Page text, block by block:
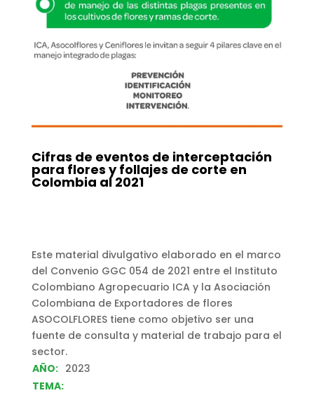
Cifras de eventos de interceptación
para flores y follajes de corte en
Colombia al 2021
Este material divulgativo elaborado en el marco
del Convenio GGC 054 de 2021 entre el Instituto
Colombiano Agropecuario ICA y la Asociación
Colombiana de Exportadores de flores
ASOCOLFLORES tiene como objetivo ser una
fuente de consulta y material de trabajo para el
sector.
AÑO: 2023
TEMA: